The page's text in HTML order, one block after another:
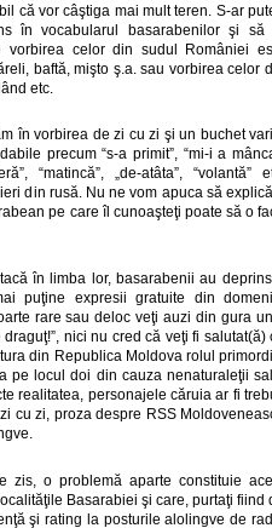
că vor câştiga mai mult teren. S-ar
în vocabularul basarabenilor şi să
vorbirea celor din sudul României
baftă, mişto ş.a. sau vorbirea celor
etc.
în vorbirea de zi cu zi şi un buchet
precum “s-a primit”, “mi-i a
“matincă”, „de-atâta”, “volantă”
din rusă. Nu ne vom apuca să
pe care îl cunoaşteţi poate să o
în limba lor, basarabenii au
puţine expresii gratuite din
rare sau deloc veţi auzi din gura
nici nu cred că veţi fi salutat(ă)
din Republica Moldova rolul
pe locul doi din cauza nenaturaleţii
realitatea, personajele căruia ar fi
cu zi, proza despre RSS
zis, o problemă aparte constituie
Basarabiei şi care, purtaţi fiind
şi rating la posturile alolingve de